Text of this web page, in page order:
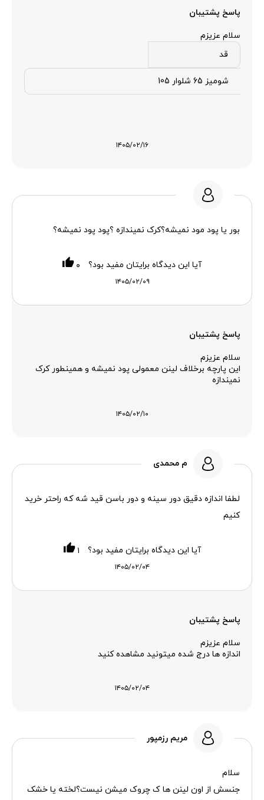
پاسخ پشتیبان
سلام عزیزم
قد
شومیز 65 شلوار 105
۱۴۰۵/۰۲/۱۶
بور یا پود مود نمیشه؟کرک نمیندازه ؟پود پود نمیشه؟
۱۴۰۵/۰۲/۰۹
آیا این دیدگاه برایتان مفید بود؟ ۰
پاسخ پشتیبان
سلام عزیزم
این پارچه برخلاف لینن معمولی پود نمیشه و همینطور کرک
نمیندازه
۱۴۰۵/۰۲/۱۰
م محمدی
لطفا اندازه دقیق دور سینه و دور باسن قید شه که راحتر خرید
کنیم
۱۴۰۵/۰۲/۰۴
آیا این دیدگاه برایتان مفید بود؟ ۱
پاسخ پشتیبان
سلام عزیزم
اندازه ها درج شده میتونید مشاهده کنید
۱۴۰۵/۰۲/۰۴
مریم رزمپور
سلام
جنسش از اون لینن ها ک چروک میشن نیست؟لخته یا خشک